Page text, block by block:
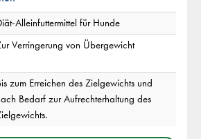
Alleinfuttermittel für Hunde
Verringerung von Übergewicht
zum Erreichen des Zielgewichts und
Bedarf zur Aufrechterhaltung des